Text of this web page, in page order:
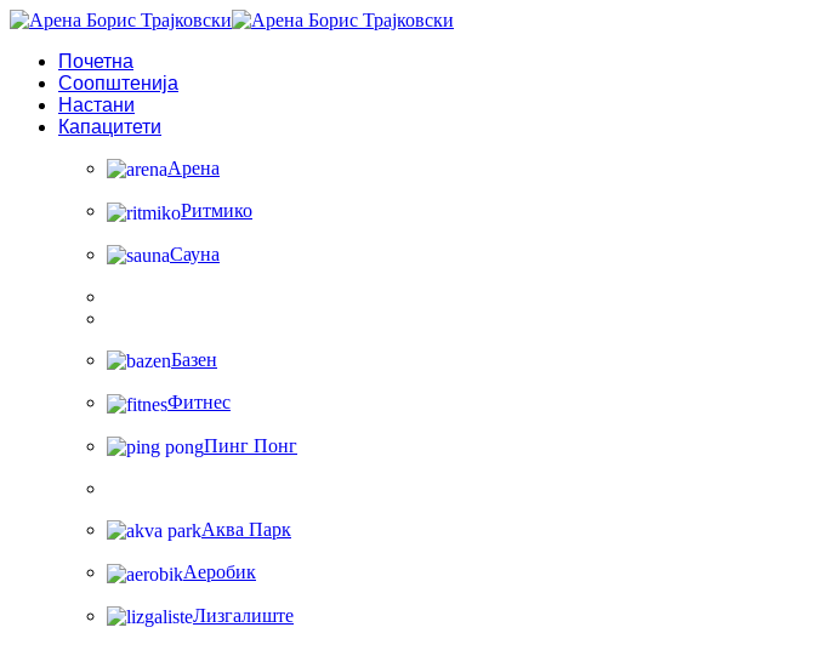
Почетна
Соопштенија
Настани
Капацитети
Арена
Ритмико
Сауна
Базен
Фитнес
Пинг Понг
Аква Парк
Аеробик
Лизгалиште